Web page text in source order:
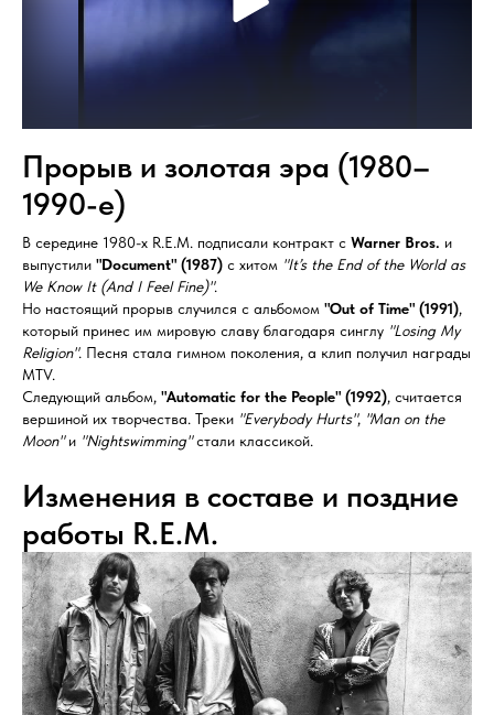
Прорыв и золотая эра (1980–
1990-е)
В середине 1980-х R.E.M. подписали контракт с Warner Bros. и
выпустили "Document" (1987) с хитом "It’s the End of the World as
We Know It (And I Feel Fine)".
Но настоящий прорыв случился с альбомом "Out of Time" (1991),
который принес им мировую славу благодаря синглу "Losing My
Religion". Песня стала гимном поколения, а клип получил награды
MTV.
Следующий альбом, "Automatic for the People" (1992), считается
вершиной их творчества. Треки "Everybody Hurts", "Man on the
Moon"и "Nightswimming"стали классикой.
Изменения в составе и поздние
работы R.E.M.